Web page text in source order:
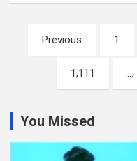
Posts
pagination
Previous 1
1,111 …
You Missed